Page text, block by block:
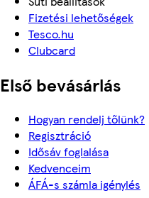
Fizetési lehetőségek
Tesco.hu
Clubcard
Első bevásárlás
Hogyan rendelj tőlünk?
Regisztráció
Idősáv foglalása
Kedvenceim
ÁFÁ-s számla igénylés